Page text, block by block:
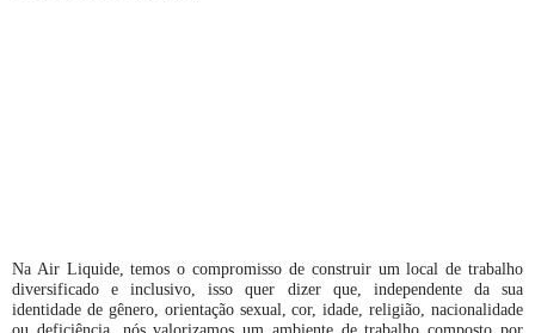
Na Air Liquide, temos o compromisso de construir um local de trabalho
diversificado e inclusivo, isso quer dizer que, independente da sua
identidade de gênero, orientação sexual, cor, idade, religião, nacionalidade